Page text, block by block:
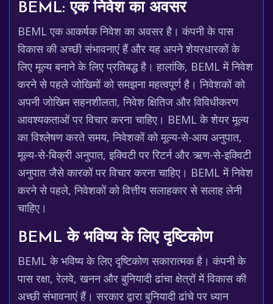
BEML: एक निवेश का अवसर
BEML एक आकर्षक निवेश का अवसर है। कंपनी के पास
विकास की अच्छी संभावनाएं हैं और यह अपने शेयरधारकों के
लिए मूल्य बनाने के लिए प्रतिबद्ध है। हालांकि, BEML में निवेश
करने से पहले जोखिमों को समझना महत्वपूर्ण है। निवेशकों को
अपनी जोखिम सहनशीलता, निवेश क्षितिज और विविधीकरण
आवश्यकताओं पर विचार करना चाहिए। BEML के शेयर मूल्य
का विश्लेषण करते समय, निवेशकों को मूल्य-से-आय अनुपात,
मूल्य-से-बिक्री अनुपात, इक्विटी पर रिटर्न और ऋण-से-इक्विटी
अनुपात जैसे कारकों पर विचार करना चाहिए। BEML में निवेश
करने से पहले, निवेशकों को वित्तीय सलाहकार से सलाह लेनी
चाहिए।
BEML के भविष्य के लिए दृष्टिकोण
BEML के भविष्य के लिए दृष्टिकोण सकारात्मक है। कंपनी के
पास रक्षा, रेलवे, खनन और बुनियादी ढांचा क्षेत्रों में विकास की
अच्छी संभावनाएं हैं। सरकार द्वारा बुनियादी ढांचे पर ध्यान